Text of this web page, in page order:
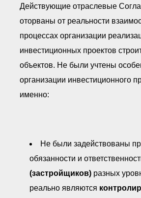
Действующие отраслевые
оторваны от реальности
процессах организации
инвестиционных проектов
объектов. Не были учтены
организации инвестиционного
именно:
Не были задействованы
обязанности и
(застройщиков) разных
реально являются